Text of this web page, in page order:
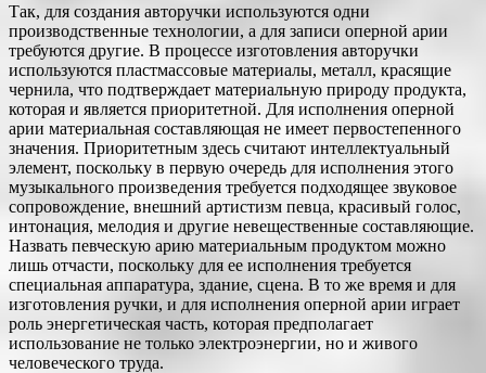
Так, для создания авторучки используются одни
производственные технологии, а для записи оперной арии
требуются другие. В процессе изготовления авторучки
используются пластмассовые материалы, металл, красящие
чернила, что подтверждает материальную природу продукта,
которая и является приоритетной. Для исполнения оперной
арии материальная составляющая не имеет первостепенного
значения. Приоритетным здесь считают интеллектуальный
элемент, поскольку в первую очередь для исполнения этого
музыкального произведения требуется подходящее звуковое
сопровождение, внешний артистизм певца, красивый голос,
интонация, мелодия и другие невещественные составляющие.
Назвать певческую арию материальным продуктом можно
лишь отчасти, поскольку для ее исполнения требуется
специальная аппаратура, здание, сцена. В то же время и для
изготовления ручки, и для исполнения оперной арии играет
роль энергетическая часть, которая предполагает
использование не только электроэнергии, но и живого
человеческого труда.